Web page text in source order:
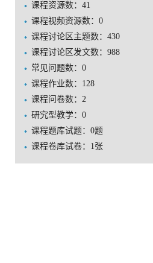
课程资源数： 41
课程视频资源数： 0
课程讨论区主题数： 430
课程讨论区发文数： 988
常见问题数： 0
课程作业数： 128
课程问卷数： 2
研究型教学： 0
课程题库试题： 0题
课程卷库试卷： 1张